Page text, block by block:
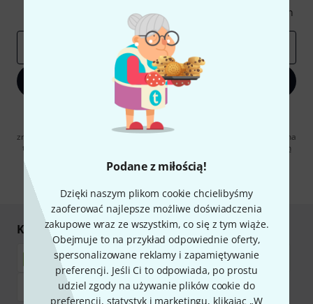
Podane z miłością!
Dzięki naszym plikom cookie chcielibyśmy
zaoferować najlepsze możliwe doświadczenia
zakupowe wraz ze wszystkim, co się z tym wiąże.
Obejmuje to na przykład odpowiednie oferty,
spersonalizowane reklamy i zapamiętywanie
preferencji. Jeśli Ci to odpowiada, po prostu
udziel zgody na używanie plików cookie do
preferencji, statystyk i marketingu, klikając „W
Oferty Spostrzeżenia Thomann
Zapisz się teraz
Klikając na „Zapisz się teraz”, wyrażasz zgodę na otrzymywanie
materialów reklamowych przesyłanych drogą elektroniczną. Możesz
zrezygnować z subskrypcji w dowolnym momencie. Więcej informacji na
temat newslettera można znaleźć w naszych
wytycznych dotyczących
ochrony danych ososbowych
Kupuj i płać bezpiecznie